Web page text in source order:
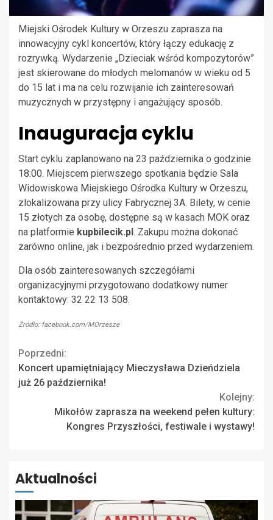
Miejski Ośrodek Kultury w Orzeszu zaprasza na
innowacyjny cykl koncertów, który łączy edukację z
rozrywką. Wydarzenie „Dzieciak wśród kompozytorów”
jest skierowane do młodych melomanów w wieku od 5
do 15 lat i ma na celu rozwijanie ich zainteresowań
muzycznych w przystępny i angażujący sposób.
Inauguracja cyklu
Start cyklu zaplanowano na 23 października o godzinie
18:00. Miejscem pierwszego spotkania będzie Sala
Widowiskowa Miejskiego Ośrodka Kultury w Orzeszu,
zlokalizowana przy ulicy Fabrycznej 3A. Bilety, w cenie
15 złotych za osobę, dostępne są w kasach MOK oraz
na platformie kupbilecik.pl. Zakupu można dokonać
zarówno online, jak i bezpośrednio przed wydarzeniem.
Dla osób zainteresowanych szczegółami
organizacyjnymi przygotowano dodatkowy numer
kontaktowy: 32 22 13 508.
Źródło: facebook.com/MOrzesze
Continue
Reading
Poprzedni:
Koncert upamiętniający Mieczysława Dzieńdziela
już 26 października!
Kolejny:
Mikołów zaprasza na weekend pełen kultury:
Kongres Przyszłości, festiwale i wystawy!
Aktualności